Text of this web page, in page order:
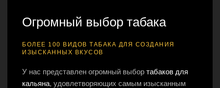
Огромный выбор табака
БОЛЕЕ 100 ВИДОВ ТАБАКА ДЛЯ СОЗДАНИЯ
ИЗЫСКАННЫХ ВКУСОВ
У нас представлен огромный выбор табаков для
кальяна, удовлетворяющих самым изысканным